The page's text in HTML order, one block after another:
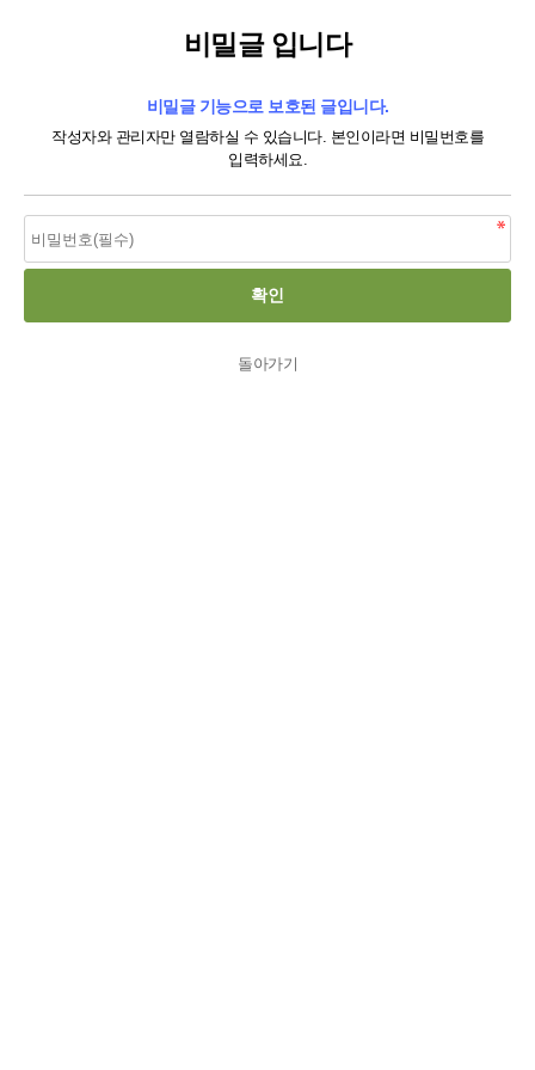
비밀글 입니다
비밀글 기능으로 보호된 글입니다.
작성자와 관리자만 열람하실 수 있습니다. 본인이라면 비밀번호를
입력하세요.
돌아가기